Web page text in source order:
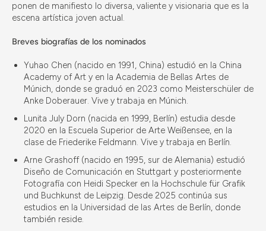
ponen de manifiesto lo diversa, valiente y visionaria que es la
escena artística joven actual.
Breves biografías de los nominados
Yuhao Chen (nacido en 1991, China) estudió en la China
Academy of Art y en la Academia de Bellas Artes de
Múnich, donde se graduó en 2023 como Meisterschüler de
Anke Doberauer. Vive y trabaja en Múnich.
Lunita July Dorn (nacida en 1999, Berlín) estudia desde
2020 en la Escuela Superior de Arte Weißensee, en la
clase de Friederike Feldmann. Vive y trabaja en Berlín.
Arne Grashoff (nacido en 1995, sur de Alemania) estudió
Diseño de Comunicación en Stuttgart y posteriormente
Fotografía con Heidi Specker en la Hochschule für Grafik
und Buchkunst de Leipzig. Desde 2025 continúa sus
estudios en la Universidad de las Artes de Berlín, donde
también reside.